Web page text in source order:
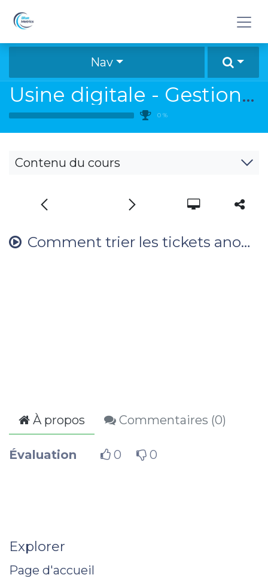
Se rendre au contenu
Nav
Usine digitale - Gestion des anomalies
0 %
Contenu du cours
Comment trier les tickets anomalie ?
À propos Commentaires (0)
Évaluation 0 0
Explorer
Page d'accueil